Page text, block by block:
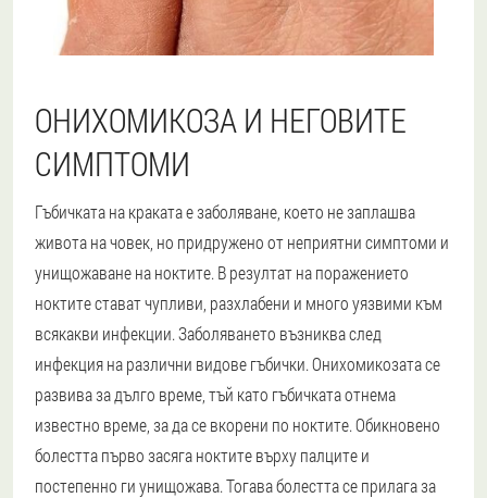
ОНИХОМИКОЗА И НЕГОВИТЕ
СИМПТОМИ
Гъбичката на краката е заболяване, което не заплашва
живота на човек, но придружено от неприятни симптоми и
унищожаване на ноктите. В резултат на поражението
ноктите стават чупливи, разхлабени и много уязвими към
всякакви инфекции. Заболяването възниква след
инфекция на различни видове гъбички. Онихомикозата се
развива за дълго време, тъй като гъбичката отнема
известно време, за да се вкорени по ноктите. Обикновено
болестта първо засяга ноктите върху палците и
постепенно ги унищожава. Тогава болестта се прилага за